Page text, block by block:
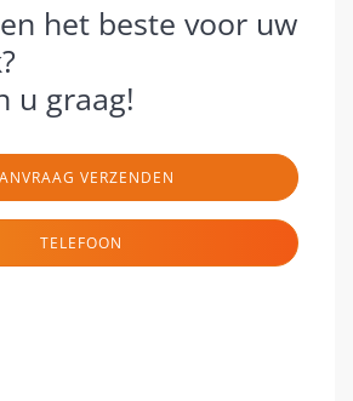
het beste voor uw
u graag!
VERZENDEN
TELEFOON